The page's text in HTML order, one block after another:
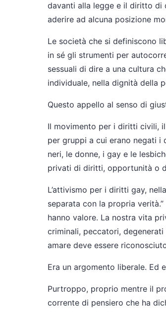
davanti alla legge e il diritto di
aderire ad alcuna posizione
Le società che si definiscono
in sé gli strumenti per
sessuali di dire a una cultura
individuale, nella dignità della
Questo appello al senso di
Il movimento per i diritti civili,
per gruppi a cui erano negati i
neri, le donne, i gay e le
privati di diritti, opportunità o
L’attivismo per i diritti gay,
separata con la propria
hanno valore. La nostra vita
criminali, peccatori,
amare deve essere
Era un argomento liberale. Ed
Purtroppo, proprio mentre il
corrente di pensiero che ha